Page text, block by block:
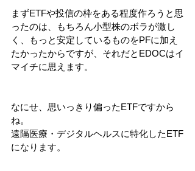
まずETFや投信の枠をある程度作ろうと思
ったのは、もちろん小型株のボラが激し
く、もっと安定しているものをPFに加え
たかったからですが、それだとEDOCはイ
マイチに思えます。
なにせ、思いっきり偏ったETFですから
ね。
遠隔医療・デジタルヘルスに特化したETF
になります。